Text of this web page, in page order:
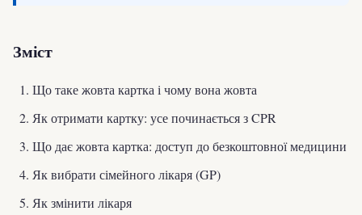
Зміст
Що таке жовта картка і чому вона жовта
Як отримати картку: усе починається з CPR
Що дає жовта картка: доступ до безкоштовної медицини
Як вибрати сімейного лікаря (GP)
Як змінити лікаря